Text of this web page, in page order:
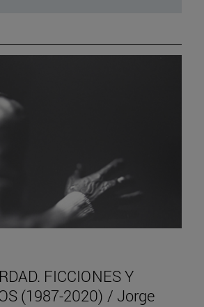
FICCIONES Y
(1987-2020) / Jorge